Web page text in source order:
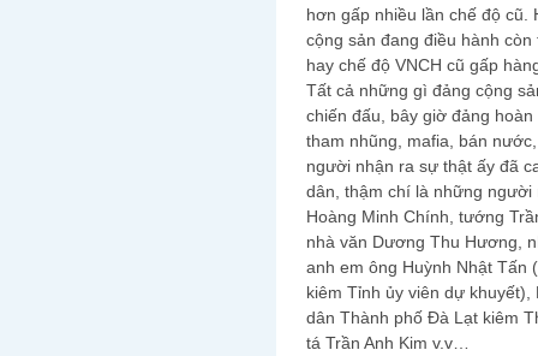
hơn gấp nhiều lần chế độ cũ.
cộng sản đang điều hành
hay chế độ VNCH cũ gấp
Tất cả những gì đảng cộng
chiến đấu, bây giờ đảng
tham nhũng, mafia, bán
người nhận ra sự thật ấy đã
dân, thậm chí là những
Hoàng Minh Chính, tướng
nhà văn Dương Thu Hương,
anh em ông Huỳnh Nhật
kiêm Tỉnh ủy viên dự
dân Thành phố Đà Lạt kiêm
tá Trần Anh Kim v.v…